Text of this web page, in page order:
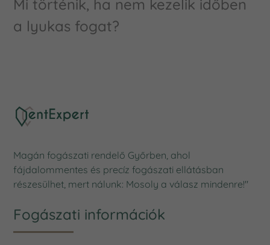
Magán fogászati rendelő Győrben, ahol
fájdalommentes és precíz fogászati ellátásban
részesülhet, mert nálunk: Mosoly a válasz mindenre!"